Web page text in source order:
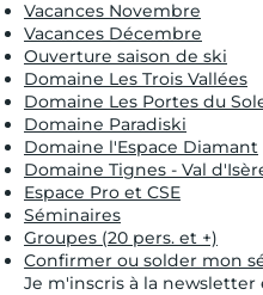
Vacances Novembre
Vacances Décembre
Ouverture saison de ski
Domaine Les Trois Vallées
Domaine Les Portes du
Domaine Paradiski
Domaine l'Espace Diamant
Domaine Tignes - Val
Espace Pro et CSE
Séminaires
Groupes (20 pers. et +)
Confirmer ou solder mon
Je m'inscris à la newsletter